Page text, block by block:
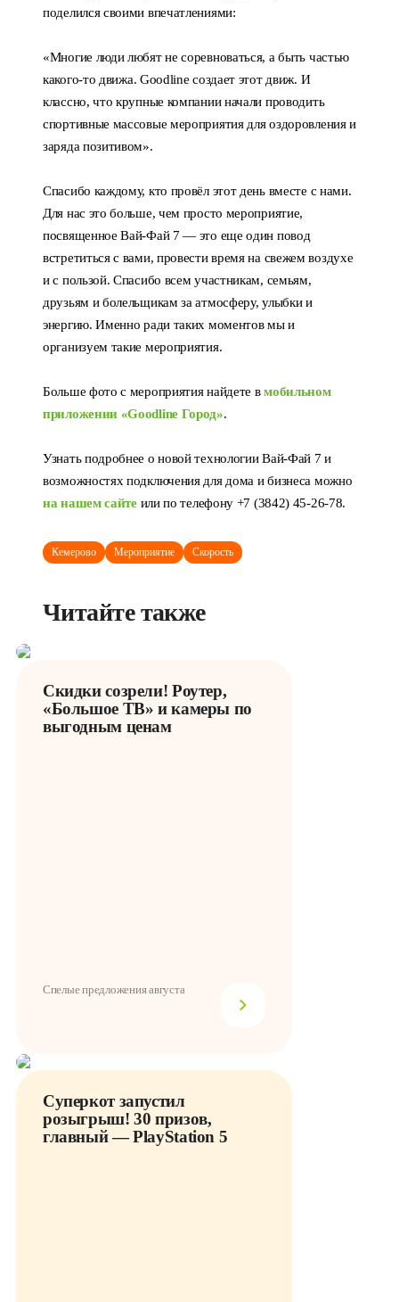
поделился своими впечатлениями:
«Многие люди любят не соревноваться, а быть частью
какого-то движа. Goodline создает этот движ. И
классно, что крупные компании начали проводить
спортивные массовые мероприятия для оздоровления и
заряда позитивом».
Спасибо каждому, кто провёл этот день вместе с нами.
Для нас это больше, чем просто мероприятие,
посвященное Вай-Фай 7 — это еще один повод
встретиться с вами, провести время на свежем воздухе
и с пользой. Спасибо всем участникам, семьям,
друзьям и болельщикам за атмосферу, улыбки и
энергию. Именно ради таких моментов мы и
организуем такие мероприятия.
Больше фото с мероприятия найдете вмобильном
приложении «Goodline Город».
Узнать подробнее о новой технологии Вай-Фай 7 и
возможностях подключения для дома и бизнеса можно
на нашем сайтеили по телефону +7 (3842) 45-26-78.
Кемерово Мероприятие Скорость
Читайте также
Скидки созрели! Роутер,
«Большое ТВ» и камеры по
выгодным ценам
Спелые предложения августа
Суперкот запустил
розыгрыш! 30 призов,
главный — PlayStation 5